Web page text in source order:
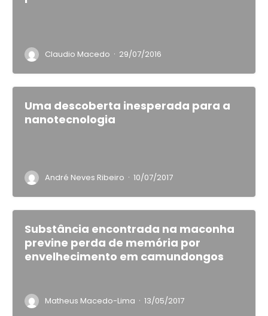
Claudio Macedo · 29/07/2016
Uma descoberta inesperada para a
nanotecnologia
André Neves Ribeiro · 10/07/2017
Substância encontrada na maconha
previne perda de memória por
envelhecimento em camundongos
Matheus Macedo-Lima · 13/05/2017